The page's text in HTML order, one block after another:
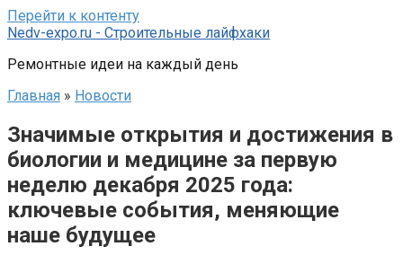
Перейти к контенту
Nedv-expo.ru - Строительные лайфхаки
Ремонтные идеи на каждый день
Главная » Новости
Значимые открытия и достижения в
биологии и медицине за первую
неделю декабря 2025 года:
ключевые события, меняющие
наше будущее